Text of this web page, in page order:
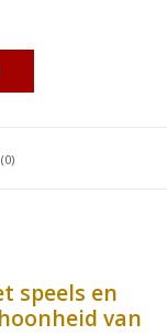
(0)
speels en
van